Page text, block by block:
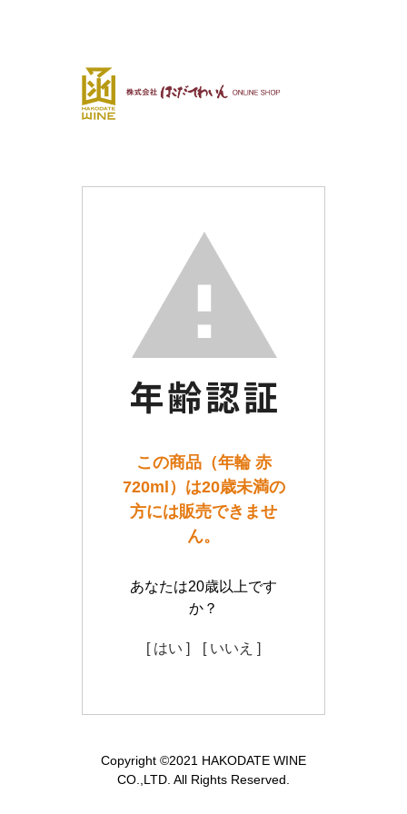
この商品（年輪 赤
720ml）は20歳未満の
方には販売できませ
ん。
あなたは20歳以上です
か？
[ はい ] [ いいえ ]
Copyright ©2021 HAKODATE WINE
CO.,LTD. All Rights Reserved.